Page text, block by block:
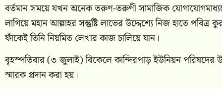
বর্তমান সময়ে যখন অনেক তরুণ-তরুণী সামাজিক
লাগিয়ে মহান আল্লাহর সন্তুষ্টি লাভের উদ্দেশ্যে নিজ হাতে
ফাঁকেই তিনি নিয়মিত লেখার কাজ চালিয়ে যান।
বৃহস্পতিবার (৩ জুলাই) বিকেলে কান্দিরপাড় ইউনিয়ন পরিষদের
স্মারক প্রদান করা হয়।